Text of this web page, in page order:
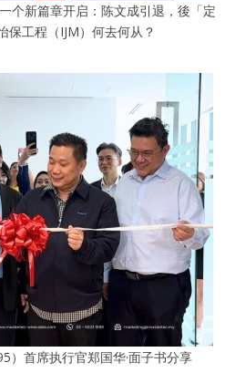
个新篇章开启：陈文成引退，後「定
保工程（IJM）何去何从？
）首席执行官郑国华·面子书分享